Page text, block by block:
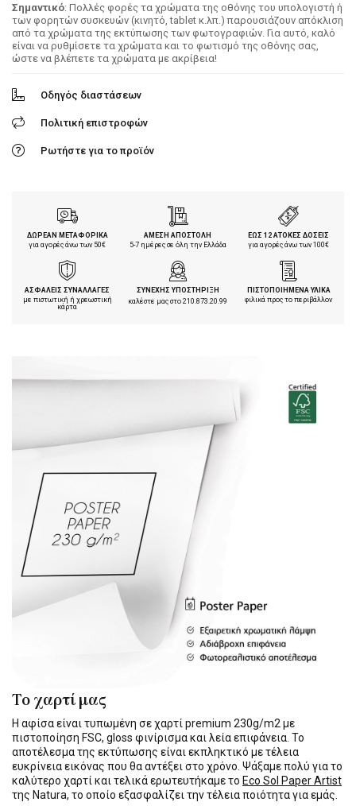
Σημαντικό: Πολλές φορές τα χρώματα της οθόνης του υπολογιστή ή
των φορητών συσκευών (κινητό, tablet κ.λπ.) παρουσιάζουν απόκλιση
από τα χρώματα της εκτύπωσης των φωτογραφιών. Για αυτό, καλό
είναι να ρυθμίσετε τα χρώματα και το φωτισμό της οθόνης σας,
ώστε να βλέπετε τα χρώματα με ακρίβεια!
Οδηγός διαστάσεων
Πολιτική επιστροφών
Ρωτήστε για το προϊόν
ΔΩΡΕΑΝ ΜΕΤΑΦΟΡΙΚΑ
για αγορές άνω των 50€
ΑΜΕΣΗ ΑΠΟΣΤΟΛΗ
5-7 ημέρες σε όλη την Ελλάδα
ΕΩΣ 12 ΑΤΟΚΕΣ ΔΟΣΕΙΣ
για αγορές άνω των 100€
ΑΣΦΑΛΕΙΣ ΣΥΝΑΛΛΑΓΕΣ
με πιστωτική ή χρεωστική
κάρτα
ΣΥΝΕΧΗΣ ΥΠΟΣΤΗΡΙΞΗ
καλέστε μας στο210.873.20.99
ΠΙΣΤΟΠΟΙΗΜΕΝΑ ΥΛΙΚΑ
φιλικά προς το περιβάλλον
Το χαρτί μας
Η αφίσα είναι τυπωμένη σε χαρτί premium 230g/m2 με
πιστοποίηση FSC, gloss φινίρισμα και λεία επιφάνεια. Το
αποτέλεσμα της εκτύπωσης είναι εκπληκτικό με τέλεια
ευκρίνεια εικόνας που θα αντέξει στο χρόνο. Ψάξαμε πολύ για το
καλύτερο χαρτί και τελικά ερωτευτήκαμε το Eco Sol Paper Artist
της Natura, το οποίο εξασφαλίζει την τέλεια ποιότητα για εμάς.